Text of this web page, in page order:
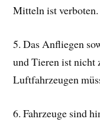
Mitteln ist verboten.
5. Das Anfliegen
und Tieren ist nicht
Luftfahrzeugen
6. Fahrzeuge sind